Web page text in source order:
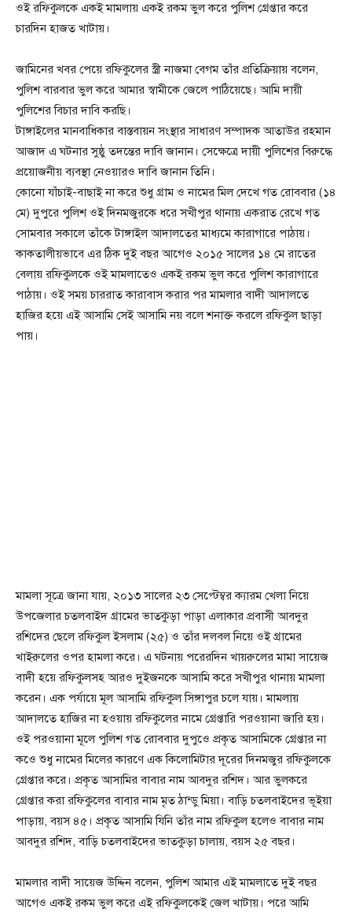
ওই রফিকুলকে একই মামলায় একই রকম ভুল করে পুলিশ গ্রেপ্তার করে
চারদিন হাজত খাটায়।
জামিনের খবর পেয়ে রফিকুলের স্ত্রী নাজমা বেগম তাঁর প্রতিক্রিয়ায় বলেন,
পুলিশ বারবার ভুল করে আমার স্বামীকে জেলে পাঠিয়েছে। আমি দায়ী
পুলিশের বিচার দাবি করছি।
টাঙ্গাইলের মানবাধিকার বাস্তবায়ন সংস্থার সাধারণ সম্পাদক আতাউর রহমান
আজাদ এ ঘটনার সুষ্ঠু তদন্তের দাবি জানান। সেক্ষেত্রে দায়ী পুলিশের বিরুদ্ধে
প্রয়োজনীয় ব্যবস্থা নেওয়ারও দাবি জানান তিনি।
কোনো যাঁচাই-বাছাই না করে শুধু গ্রাম ও নামের মিল দেখে গত রোববার (১৪
মে) দুপুরে পুলিশ ওই দিনমজুরকে ধরে সখীপুর থানায় একরাত রেখে গত
সোমবার সকালে তাঁকে টাঙ্গাইল আদালতের মাধ্যমে কারাগারে পাঠায়।
কাকতালীয়ভাবে এর ঠিক দুই বছর আগেও ২০১৫ সালের ১৪ মে রাতের
বেলায় রফিকুলকে ওই মামলাতেও একই রকম ভুল করে পুলিশ কারাগারে
পাঠায়। ওই সময় চাররাত কারাবাস করার পর মামলার বাদী আদালতে
হাজির হয়ে এই আসামি সেই আসামি নয় বলে শনাক্ত করলে রফিকুল ছাড়া
পায়।
মামলা সূত্রে জানা যায়, ২০১৩ সালের ২৩ সেপ্টেম্বর ক্যারম খেলা নিয়ে
উপজেলার চতলবাইদ গ্রামের ভাতকুড়া পাড়া এলাকার প্রবাসী আবদুর
রশিদের ছেলে রফিকুল ইসলাম (২৫) ও তাঁর দলবল নিয়ে ওই গ্রামের
খাইরুলের ওপর হামলা করে। এ ঘটনায় পরেরদিন খায়রুলের মামা সায়েজ
বাদী হয়ে রফিকুলসহ আরও দুইজনকে আসামি করে সখীপুর থানায় মামলা
করেন। এক পর্যায়ে মূল আসামি রফিকুল সিঙ্গাপুর চলে যায়। মামলায়
আদালতে হাজির না হওয়ায় রফিকুলের নামে গ্রেপ্তারি পরওয়ানা জারি হয়।
ওই পরওয়ানা মূলে পুলিশ গত রোববার দুপুওে প্রকৃত আসামিকে গ্রেপ্তার না
কওে শুধু নামের মিলের কারণে এক কিলোমিটার দূরের দিনমজুর রফিকুলকে
গ্রেপ্তার করে। প্রকৃত আসামির বাবার নাম আবদুর রশিদ। আর ভুলকরে
গ্রেপ্তার করা রফিকুলের বাবার নাম মৃত ঠান্ডু মিয়া। বাড়ি চতলবাইদের ভূইয়া
পাড়ায়, বয়স ৪৫। প্রকৃত আসামি যিনি তাঁর নাম রফিকুল হলেও বাবার নাম
আবদুর রশিদ, বাড়ি চতলবাইদের ভাতকুড়া চালায়, বয়স ২৫ বছর।
মামলার বাদী সায়েজ উদ্দিন বলেন, পুলিশ আমার এই মামলাতে দুই বছর
আগেও একই রকম ভুল করে এই রফিকুলকেই জেল খাটায়। পরে আমি